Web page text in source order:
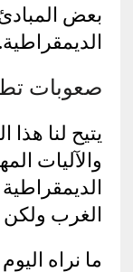
بعض المبادئ
الديمقراطية.
صعوبات
يتيح لنا
والآليات
الغرب ولكن
ما نراه